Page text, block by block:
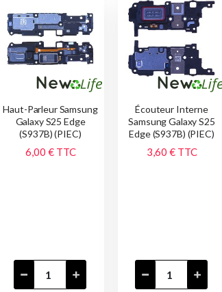
Haut-Parleur Samsung
Galaxy S25 Edge
(S937B) (PIEC)
6,00 € TTC
Écouteur Interne
Samsung Galaxy S25
Edge (S937B) (PIEC)
3,60 € TTC